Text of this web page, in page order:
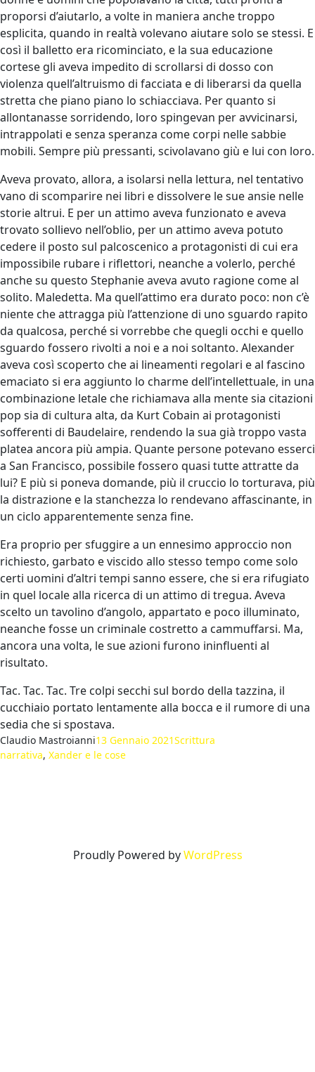
proporsi d’aiutarlo, a volte in maniera anche troppo
esplicita, quando in realtà volevano aiutare solo se stessi. E
così il balletto era ricominciato, e la sua educazione
cortese gli aveva impedito di scrollarsi di dosso con
violenza quell’altruismo di facciata e di liberarsi da quella
stretta che piano piano lo schiacciava. Per quanto si
allontanasse sorridendo, loro spingevan per avvicinarsi,
intrappolati e senza speranza come corpi nelle sabbie
mobili. Sempre più pressanti, scivolavano giù e lui con loro.
Aveva provato, allora, a isolarsi nella lettura, nel tentativo
vano di scomparire nei libri e dissolvere le sue ansie nelle
storie altrui. E per un attimo aveva funzionato e aveva
trovato sollievo nell’oblio, per un attimo aveva potuto
cedere il posto sul palcoscenico a protagonisti di cui era
impossibile rubare i riflettori, neanche a volerlo, perché
anche su questo Stephanie aveva avuto ragione come al
solito. Maledetta. Ma quell’attimo era durato poco: non c’è
niente che attragga più l’attenzione di uno sguardo rapito
da qualcosa, perché si vorrebbe che quegli occhi e quello
sguardo fossero rivolti a noi e a noi soltanto. Alexander
aveva così scoperto che ai lineamenti regolari e al fascino
emaciato si era aggiunto lo charme dell’intellettuale, in una
combinazione letale che richiamava alla mente sia citazioni
pop sia di cultura alta, da Kurt Cobain ai protagonisti
sofferenti di Baudelaire, rendendo la sua già troppo vasta
platea ancora più ampia. Quante persone potevano esserci
a San Francisco, possibile fossero quasi tutte attratte da
lui? E più si poneva domande, più il cruccio lo torturava, più
la distrazione e la stanchezza lo rendevano affascinante, in
un ciclo apparentemente senza fine.
Era proprio per sfuggire a un ennesimo approccio non
richiesto, garbato e viscido allo stesso tempo come solo
certi uomini d’altri tempi sanno essere, che si era rifugiato
in quel locale alla ricerca di un attimo di tregua. Aveva
scelto un tavolino d’angolo, appartato e poco illuminato,
neanche fosse un criminale costretto a cammuffarsi. Ma,
ancora una volta, le sue azioni furono ininfluenti al
risultato.
Tac. Tac. Tac. Tre colpi secchi sul bordo della tazzina, il
cucchiaio portato lentamente alla bocca e il rumore di una
sedia che si spostava.
Claudio Mastroianni13 Gennaio 2021Scrittura
narrativa, Xander e le cose
Proudly Powered byWordPress